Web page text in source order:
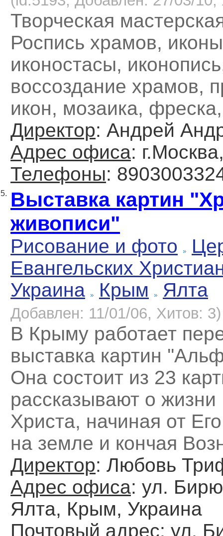
Творческая
Роспись храмов,
иконостасы,
воссоздание храмов,
икон, мозаика,
Директор: Андрей
Адрес офиса:
Телефоны:
5. Выставка картин
живописи"
Рисование и фото
Евангельских
Украина
Крым Ялта
Добавлен: 11/01/06, Хитов: 3)
В Крыму работает
выставка картин
Она состоит из 23
рассказывают о жизни
Христа, начиная от
на земле и кончая
Директор: Любовь
Адрес офиса: ул.
Ялта, Крым, Украина
Почтовый адрес: ул.